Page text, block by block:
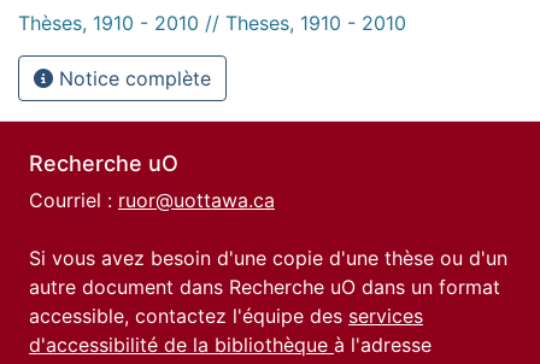
Thèses, 1910 - 2010 // Theses, 1910 - 2010
Notice complète
Recherche uO
Courriel : ruor@uottawa.ca
Si vous avez besoin d'une copie d'une thèse ou d'un
autre document dans Recherche uO dans un format
accessible, contactez l'équipe des services
d'accessibilité de la bibliothèque à l'adresse